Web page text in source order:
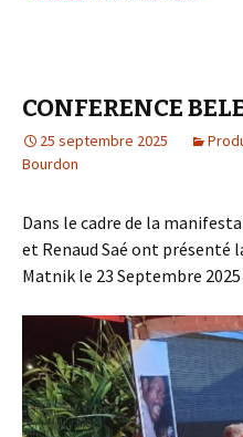
CONFERENCE
25 septembre 2025
Bourdon
Dans le cadre de la
et Renaud Saé ont présenté
Matnik le 23 Septembre